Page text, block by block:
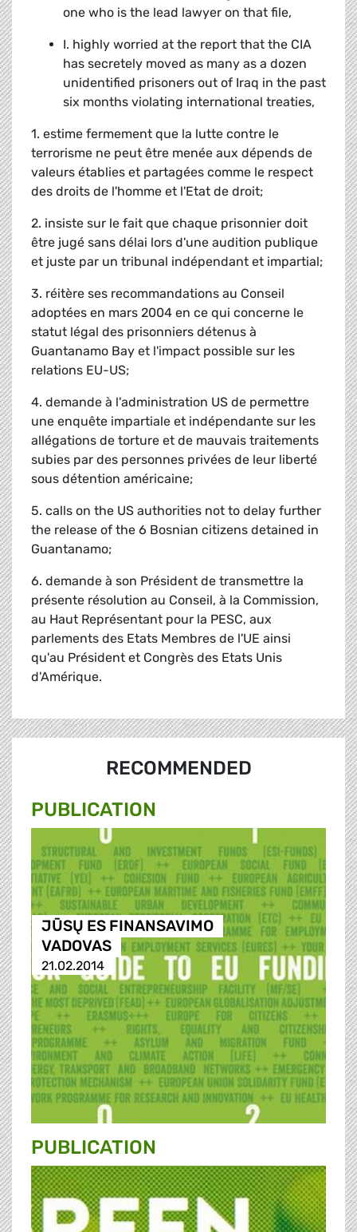
one who is the lead lawyer on that file,
I. highly worried at the report that the CIA
has secretely moved as many as a dozen
unidentified prisoners out of Iraq in the past
six months violating international treaties,
1. estime fermement que la lutte contre le
terrorisme ne peut être menée aux dépends de
valeurs établies et partagées comme le respect
des droits de l'homme et l'Etat de droit;
2. insiste sur le fait que chaque prisonnier doit
être jugé sans délai lors d'une audition publique
et juste par un tribunal indépendant et impartial;
3. réitère ses recommandations au Conseil
adoptées en mars 2004 en ce qui concerne le
statut légal des prisonniers détenus à
Guantanamo Bay et l'impact possible sur les
relations EU-US;
4. demande à l'administration US de permettre
une enquête impartiale et indépendante sur les
allégations de torture et de mauvais traitements
subies par des personnes privées de leur liberté
sous détention américaine;
5. calls on the US authorities not to delay further
the release of the 6 Bosnian citizens detained in
Guantanamo;
6. demande à son Président de transmettre la
présente résolution au Conseil, à la Commission,
au Haut Représentant pour la PESC, aux
parlements des Etats Membres de l'UE ainsi
qu'au Président et Congrès des Etats Unis
d'Amérique.
RECOMMENDED
PUBLICATION
JŪSŲ ES FINANSAVIMO
VADOVAS
21.02.2014
PUBLICATION